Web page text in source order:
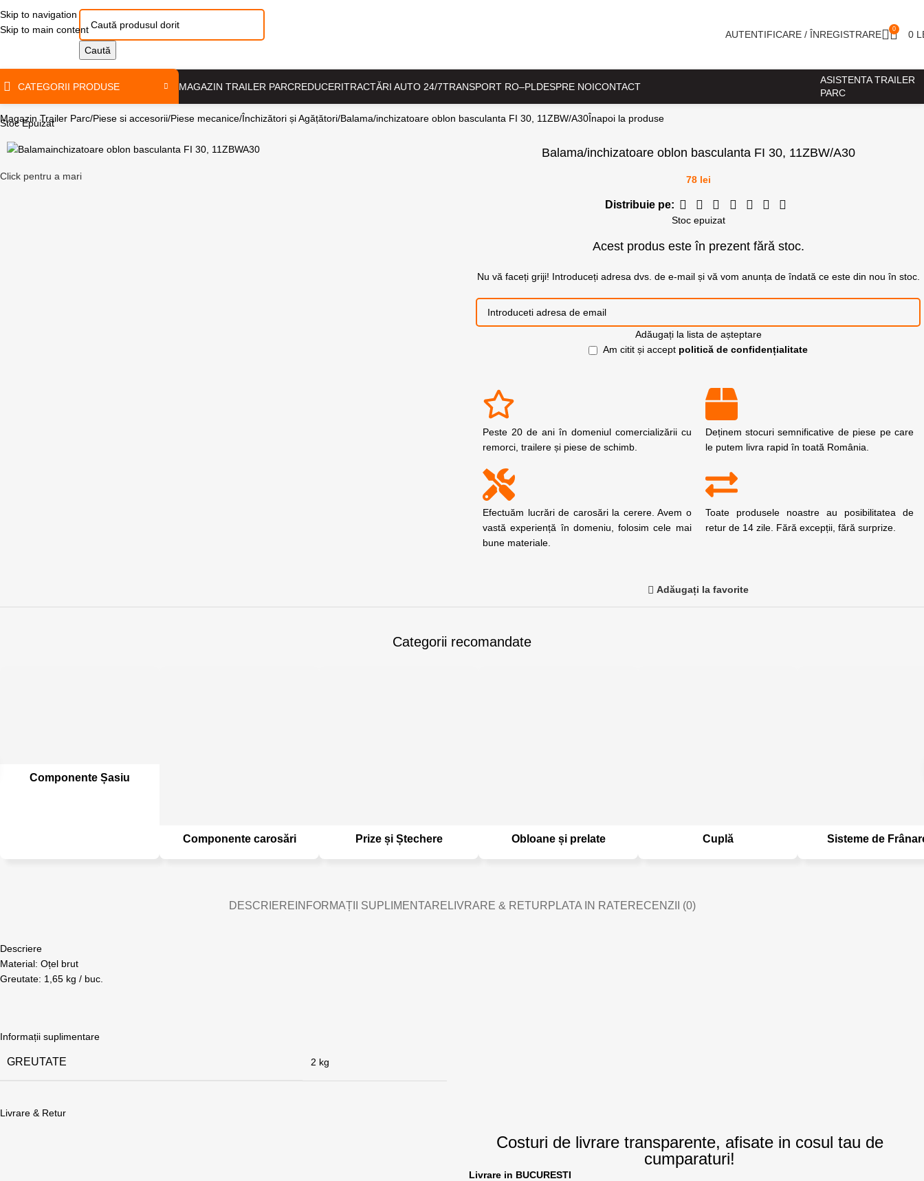
Skip to navigation
Skip to main content
Caută
AUTENTIFICARE / ÎNREGISTRARE 0 0
CATEGORII PRODUSE MAGAZIN TRAILER PARCREDUCERITRACTĂRI AUTO 24/7TRANSPORT RO–PL DESPRE NOICONTACT
ASISTENTA TRAILER
PARC
Magazin Trailer Parc Piese si accesorii Piese mecanice Închizători și Agățători Balama/inchizatoare oblon basculanta FI 30, 11ZBW/A30Înapoi la produse
Stoc Epuizat
Click pentru a mari
Balama/inchizatoare oblon basculanta FI 30, 11ZBW/A30
78 lei
Distribuie pe:
Stoc epuizat
Acest produs este în prezent fără stoc.
Nu vă faceți griji! Introduceți adresa dvs. de e-mail și vă vom anunța de îndată ce este din nou în stoc.
Adăugați la lista de așteptare
Am citit și accept politică de confidențialitate
Peste 20 de ani în domeniul comercializării cu
remorci, trailere și piese de schimb.
Efectuăm lucrări de carosări la cerere. Avem o
vastă experiență în domeniu, folosim cele mai
bune materiale.
Deținem stocuri semnificative de piese pe care
le putem livra rapid în toată România.
Toate produsele noastre au posibilitatea de
retur de 14 zile. Fără excepții, fără surprize.
Adăugați la favorite
Categorii recomandate
Componente Șasiu
Componente carosări Prize și Ștechere Obloane și prelate Cuplă Sisteme de
DESCRIERE INFORMAȚII SUPLIMENTARE LIVRARE & RETURPLATA IN RATERECENZII (0)
Descriere
Material: Oțel brut
Greutate: 1,65 kg / buc.
Informații suplimentare
GREUTATE 2 kg
Livrare & Retur
Costuri de livrare transparente, afisate in cosul tau de
cumparaturi!
Livrare in BUCURESTI